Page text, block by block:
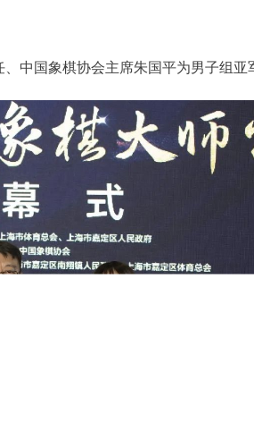
中国象棋协会主席朱国平为男子组亚